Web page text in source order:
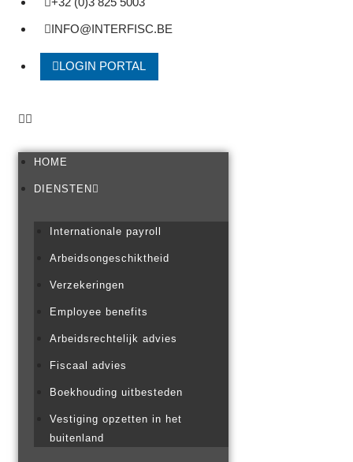
INFO@INTERFISC.BE
LOGIN PORTAL
HOME
DIENSTEN
Internationale payroll
Arbeidsongeschiktheid
Verzekeringen
Employee benefits
Arbeidsrechtelijk advies
Fiscaal advies
Boekhouding uitbesteden
Vestiging opzetten in het
buitenland